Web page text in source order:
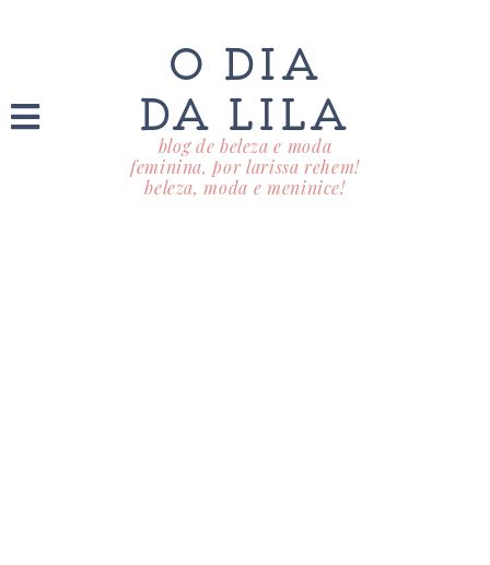
O DIA
DA LILA
blog de beleza e moda
feminina, por larissa rehem!
beleza, moda e meninice!